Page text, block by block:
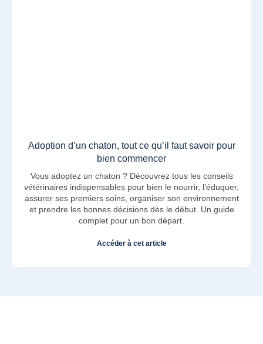
Adoption d’un chaton, tout ce qu’il faut savoir pour
bien commencer
Vous adoptez un chaton ? Découvrez tous les conseils
vétérinaires indispensables pour bien le nourrir, l’éduquer,
assurer ses premiers soins, organiser son environnement
et prendre les bonnes décisions dès le début. Un guide
complet pour un bon départ.
Accéder à cet article